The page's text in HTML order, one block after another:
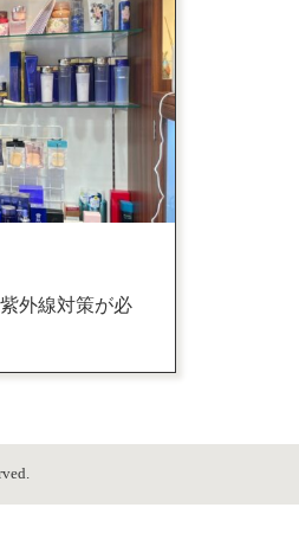
外線対策が必